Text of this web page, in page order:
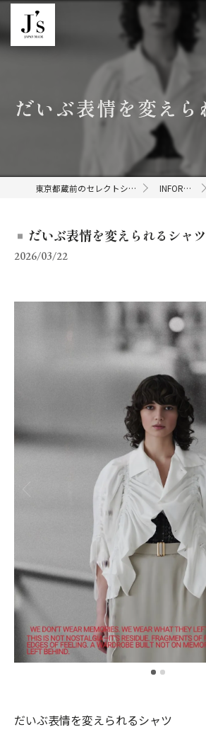
だいぶ表情を変えら
東京都蔵前のセレクトショップならJ's INFORMATION
だいぶ表情を変えられるシャツ
2026/03/22
だいぶ表情を変えられるシャツ